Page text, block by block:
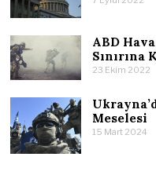
ABD
Sınırına
23 Ekim 2022
Meselesi
15 Mart 2024